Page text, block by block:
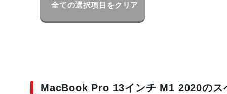
全ての選択項目をクリア
MacBook Pro 13インチ M1 2020のス